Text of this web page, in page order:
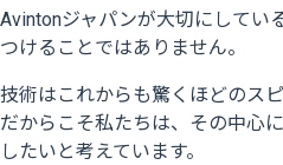
Avintonジャパンが大切にしてい
つけることではありません。
技術はこれからも驚くほどのス
だからこそ私たちは、その中心
したいと考えています。